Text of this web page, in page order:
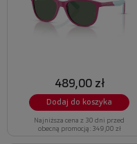
489,00 zł
Dodaj do koszyka
Najniższa cena z 30 dni przed
obecną promocją: 349,00 zł